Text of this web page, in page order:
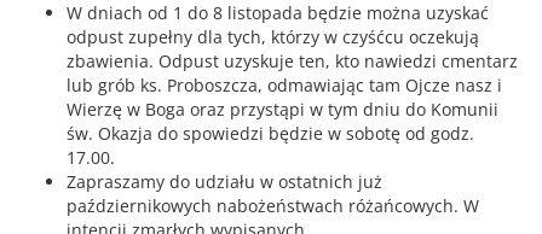
W dniach od 1 do 8 listopada będzie można uzyskać
odpust zupełny dla tych, którzy w czyśćcu oczekują
zbawienia. Odpust uzyskuje ten, kto nawiedzi cmentarz
lub grób ks. Proboszcza, odmawiając tam Ojcze nasz i
Wierzę w Boga oraz przystąpi w tym dniu do Komunii
św. Okazja do spowiedzi będzie w sobotę od godz.
17.00.
Zapraszamy do udziału w ostatnich już
październikowych nabożeństwach różańcowych. W